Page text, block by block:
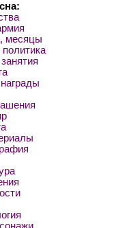
месяцы